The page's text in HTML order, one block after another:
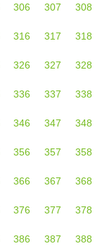
306 307 308
316 317 318
326 327 328
336 337 338
346 347 348
356 357 358
366 367 368
376 377 378
386 387 388